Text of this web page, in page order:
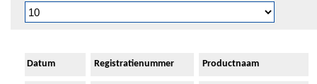
Datum Registratienummer Productnaam